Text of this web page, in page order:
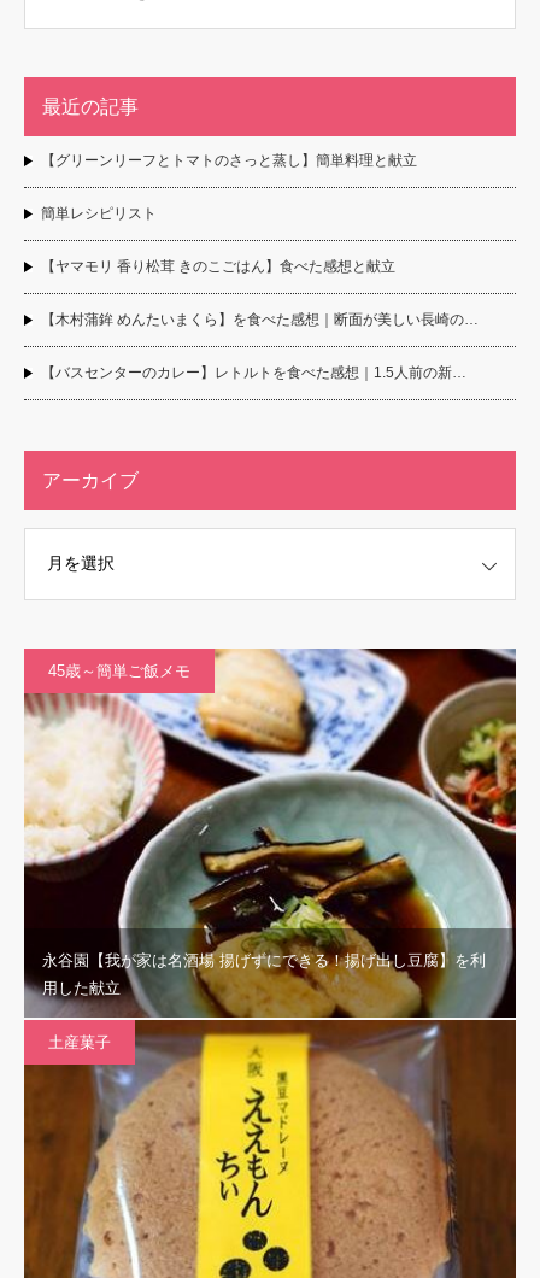
最近の記事
【グリーンリーフとトマトのさっと蒸し】簡単料理と献立
簡単レシピリスト
【ヤマモリ 香り松茸 きのこごはん】食べた感想と献立
【木村蒲鉾 めんたいまくら】を食べた感想｜断面が美しい長崎の…
【バスセンターのカレー】レトルトを食べた感想｜1.5人前の新…
アーカイブ
45歳～簡単ご飯メモ
永谷園【我が家は名酒場 揚げずにできる！揚げ出し豆腐】を利
用した献立
土産菓子